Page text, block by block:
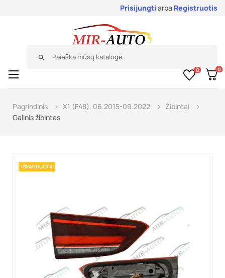
Prisijungti arba Registruotis
search
0 0
Toggle
navigation
☰
Pagrindinis X1 (F48), 06.2015-09.2022
Žibintai
Galinis žibintas
IŠPARDUOTA